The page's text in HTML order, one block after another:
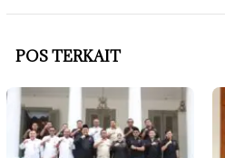
POS TERKAIT